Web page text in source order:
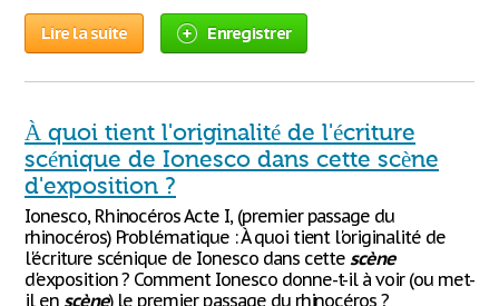
Lire la suite Enregistrer
À quoi tient l'originalité de l'écriture
scénique de Ionesco dans cette scène
d'exposition ?
Ionesco, Rhinocéros Acte I, (premier passage du
rhinocéros) Problématique : À quoi tient l'originalité de
l'écriture scénique de Ionesco dans cettescène
d'exposition ? Comment Ionesco donne-t-il à voir (ou met-
il en scène) le premier passage du rhinocéros ?